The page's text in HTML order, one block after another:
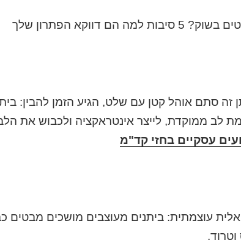
דווקא הפתרון שלך
סתם אוהל קטן עם שלט, הגיע הזמן להבין:
לב ממוקדת, לייצר אינטראקציה ולכבוש את
עסקיים בחזי קד"מ
עוצמתית: ביתנים מעוצבים מושכים